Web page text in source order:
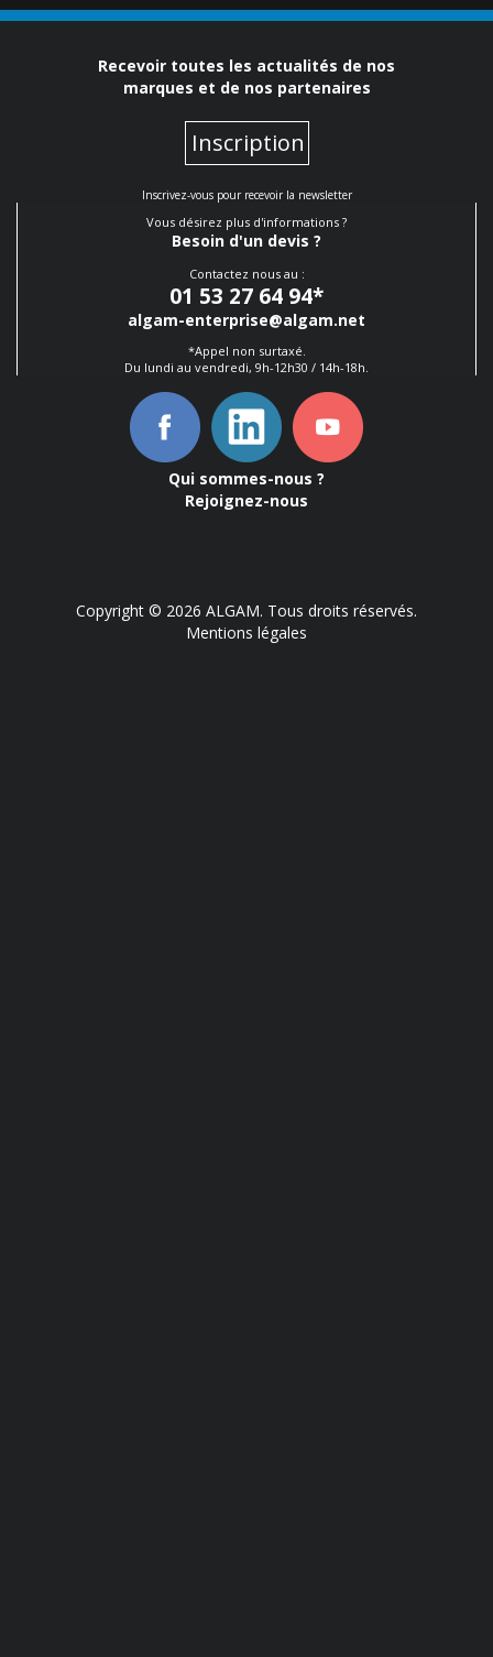
Recevoir toutes les actualités de nos
marques et de nos partenaires
Inscription
Inscrivez-vous pour recevoir la newsletter
Vous désirez plus d'informations ?
Besoin d'un devis ?
Contactez nous au :
01 53 27 64 94*
algam-enterprise@algam.net
*Appel non surtaxé.
Du lundi au vendredi, 9h-12h30 / 14h-18h.
Qui sommes-nous ?
Rejoignez-nous
Copyright © 2026 ALGAM. Tous droits réservés.
Mentions légales